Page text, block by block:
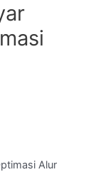
Alur